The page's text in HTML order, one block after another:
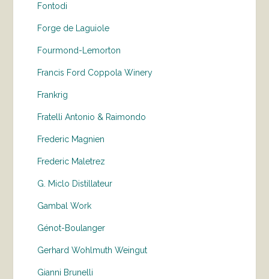
Fontodi
Forge de Laguiole
Fourmond-Lemorton
Francis Ford Coppola Winery
Frankrig
Fratelli Antonio & Raimondo
Frederic Magnien
Frederic Maletrez
G. Miclo Distillateur
Gambal Work
Génot-Boulanger
Gerhard Wohlmuth Weingut
Gianni Brunelli